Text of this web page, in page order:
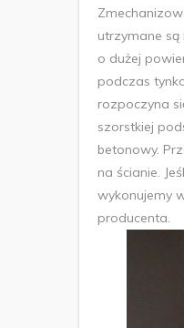
utrzymane
o dużej
podczas
rozpoczyna
szorstkiej
betonowy.
na ścianie.
wykonujemy
producenta.